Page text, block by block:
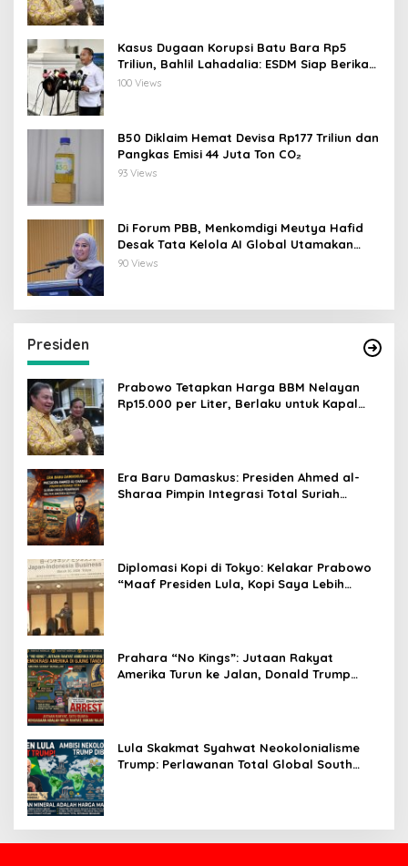
Kasus Dugaan Korupsi Batu Bara Rp5
Triliun, Bahlil Lahadalia: ESDM Siap Berikan
Data
100 Views
B50 Diklaim Hemat Devisa Rp177 Triliun dan
Pangkas Emisi 44 Juta Ton CO₂
93 Views
Di Forum PBB, Menkomdigi Meutya Hafid
Desak Tata Kelola AI Global Utamakan
Perlindungan Anak
90 Views
Presiden
Prabowo Tetapkan Harga BBM Nelayan
Rp15.000 per Liter, Berlaku untuk Kapal
Era Baru Damaskus: Presiden Ahmed al-
Sharaa Pimpin Integrasi Total Suriah
Diplomasi Kopi di Tokyo: Kelakar Prabowo
“Maaf Presiden Lula, Kopi Saya Lebih
Prahara “No Kings”: Jutaan Rakyat
Amerika Turun ke Jalan, Donald Trump
Lula Skakmat Syahwat Neokolonialisme
Trump: Perlawanan Total Global South